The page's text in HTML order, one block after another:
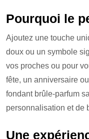
Pourquoi le
Ajoutez une touche
doux ou un symbole
vos proches ou pour
fête, un anniversaire
fondant brûle-parfum
personnalisation et de
Une